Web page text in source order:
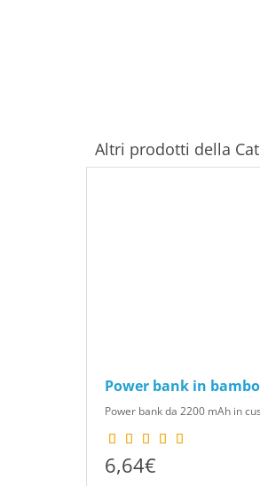
Altri prodotti della
Power bank in
Power bank da 2200 mAh in
6,64€